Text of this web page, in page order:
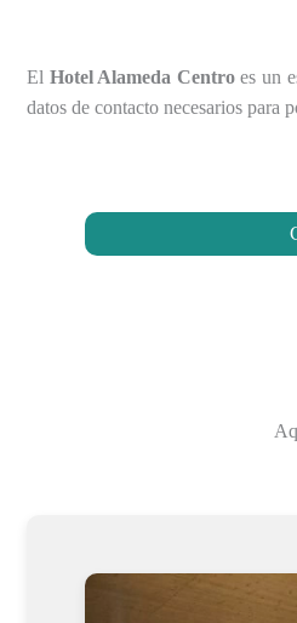
El Hotel Alameda Centroes un
datos de contacto necesarios para